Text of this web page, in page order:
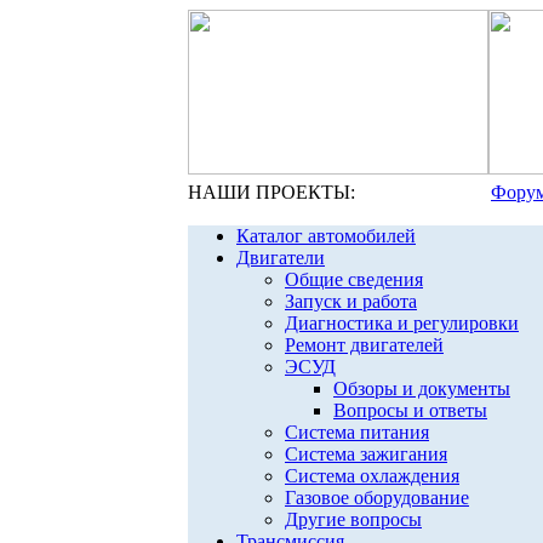
НАШИ ПРОЕКТЫ:
Каталог автомобилей
Двигатели
Общие сведения
Запуск и работа
Диагностика и регулировки
Ремонт двигателей
ЭСУД
Обзоры и документы
Вопросы и ответы
Система питания
Система зажигания
Система охлаждения
Газовое оборудование
Другие вопросы